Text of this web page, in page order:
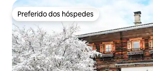
Preferido dos hóspedes
Preferido dos hóspedes